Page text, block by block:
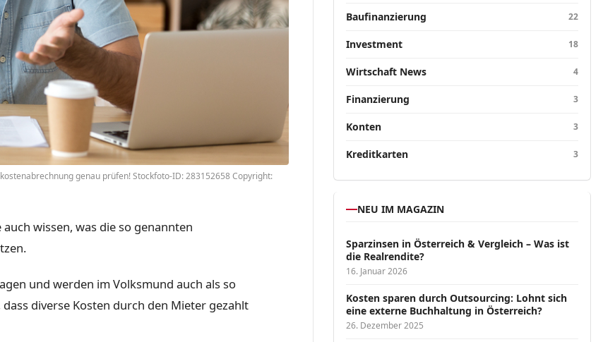
genau prüfen! Stockfoto-ID: 283152658 Copyright:
wissen, was die so genannten
und werden im Volksmund auch als so
diverse Kosten durch den Mieter gezahlt
Baufinanzierung 22
Investment 18
Wirtschaft News 4
Finanzierung 3
Konten 3
Kreditkarten 3
NEU IM MAGAZIN
Sparzinsen in Österreich & Vergleich – Was ist
die Realrendite?
16. Januar 2026
Kosten sparen durch Outsourcing: Lohnt sich
eine externe Buchhaltung in Österreich?
26. Dezember 2025